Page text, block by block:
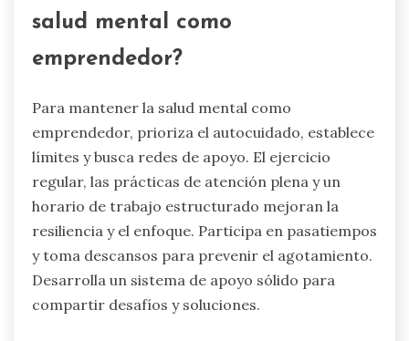
salud mental como
emprendedor?
Para mantener la salud mental como
emprendedor, prioriza el autocuidado, establece
límites y busca redes de apoyo. El ejercicio
regular, las prácticas de atención plena y un
horario de trabajo estructurado mejoran la
resiliencia y el enfoque. Participa en pasatiempos
y toma descansos para prevenir el agotamiento.
Desarrolla un sistema de apoyo sólido para
compartir desafíos y soluciones.